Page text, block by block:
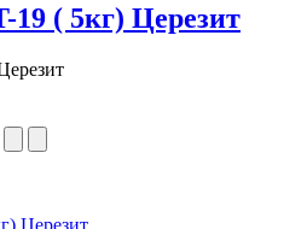
19 ( 5кг) Церезит